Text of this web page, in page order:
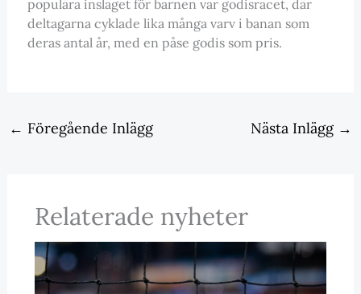
populära inslaget för barnen var godisracet, där
deltagarna cyklade lika många varv i banan som
deras antal år, med en påse godis som pris.
← Föregående Inlägg Nästa Inlägg →
Relaterade nyheter